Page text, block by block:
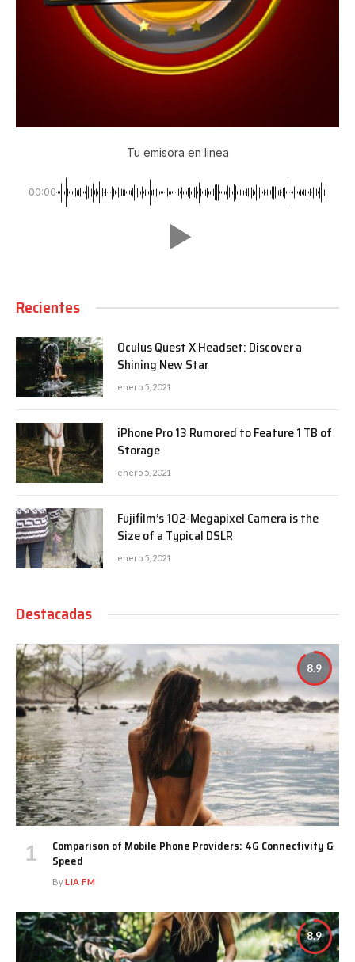
Tu emisora en linea
00:00
Recientes
Oculus Quest X Headset: Discover a
Shining New Star
enero 5, 2021
iPhone Pro 13 Rumored to Feature 1 TB of
Storage
enero 5, 2021
Fujifilm’s 102-Megapixel Camera is the
Size of a Typical DSLR
enero 5, 2021
Destacadas
8.9
Comparison of Mobile Phone Providers: 4G Connectivity &
Speed
ByLIA FM
8.9